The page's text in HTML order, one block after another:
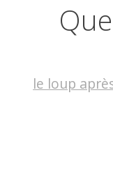
le loup